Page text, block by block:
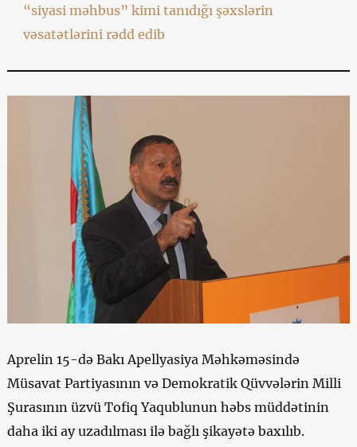
“siyasi məhbus” kimi tanıdığı şəxslərin
vəsatətlərini rədd edib
Aprelin 15-də Bakı Apellyasiya Məhkəməsində
Müsavat Partiyasının və Demokratik Qüvvələrin Milli
Şurasının üzvü Tofiq Yaqublunun həbs müddətinin
daha iki ay uzadılması ilə bağlı şikayətə baxılıb.